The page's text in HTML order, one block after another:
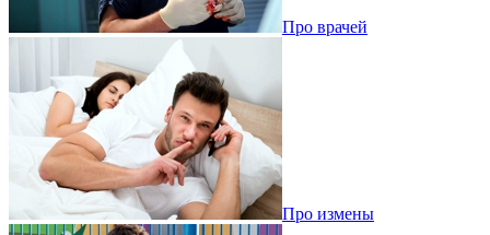
Про врачей
Про измены